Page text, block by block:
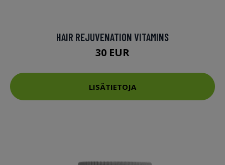
HAIR REJUVENATION VITAMINS
30 EUR
LISÄTIETOJA